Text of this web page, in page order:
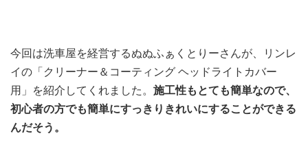
今回は洗車屋を経営するぬぬふぁくとりーさんが、リンレ
イの「クリーナー＆コーティング ヘッドライトカバー
用」を紹介してくれました。 施工性もとても簡単なので、
初心者の方でも簡単にすっきりきれいにすることができる
んだそう。